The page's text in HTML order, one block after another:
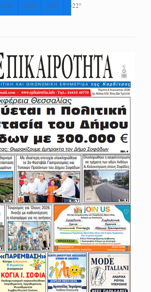
+24° +24° +24° +22°